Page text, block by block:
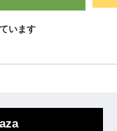
います